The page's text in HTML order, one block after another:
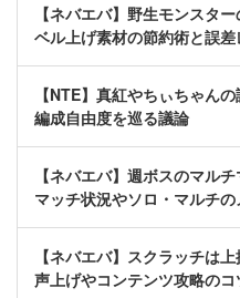
【ネバエバ】野生モンスタ
ベル上げ素材の節約術と誤
【NTE】真紅やちぃちゃん
編成自由度を巡る議論
【ネバエバ】週ボスのマル
マッチ状況やソロ・マルチ
【ネバエバ】スクラッチは
声上げやコンテンツ攻略のコ